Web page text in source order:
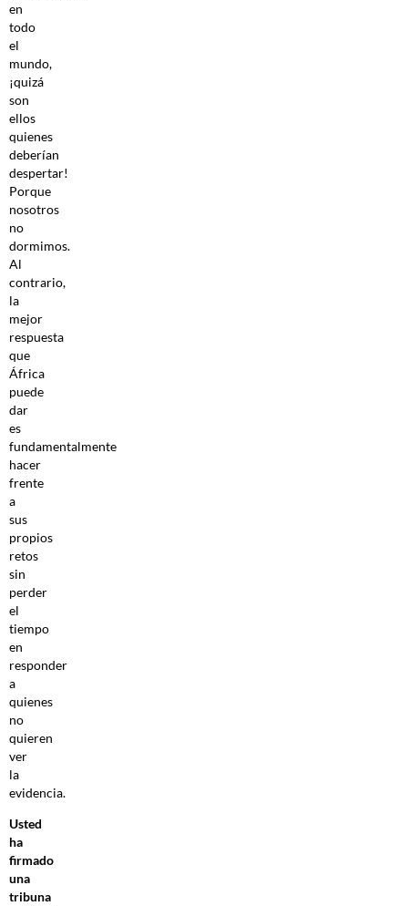
en
todo
el
mundo,
¡quizá
son
ellos
quienes
deberían
despertar!
Porque
nosotros
no
dormimos.
Al
contrario,
la
mejor
respuesta
que
África
puede
dar
es
fundamentalmente
hacer
frente
a
sus
propios
retos
sin
perder
el
tiempo
en
responder
a
quienes
no
quieren
ver
la
evidencia.
Usted
ha
firmado
una
tribuna